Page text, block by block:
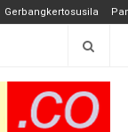
Gerbangkertosusila